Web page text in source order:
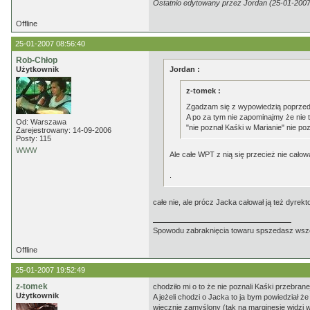
Ostatnio edytowany przez Jordan (25-01-
Offline
25-01-2007 08:56:40
Rob-Chłop
Użytkownik
Od: Warszawa
Zarejestrowany: 14-09-2006
Posty: 115
WWW
Jordan :
z-tomek :
Zgadzam się z wypowiedzią
A po za tym nie zapominajmy że nie
"nie poznał Kaśki w Marianie" nie
Ale całe WPT z nią się przecież nie
całe nie, ale prócz Jacka całował ją też
Spowodu zabraknięcia towaru spszedasz
Offline
25-01-2007 19:52:49
z-tomek
Użytkownik
chodziło mi o to że nie poznali Kaśki
A jeżeli chodzi o Jacka to ja bym powiedział
wiecznie zamyślony (tak na marginesie widzi